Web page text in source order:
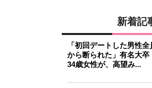
新着記
「初回デートした男性全
から断られた」有名大卒
34歳女性が、高望み...